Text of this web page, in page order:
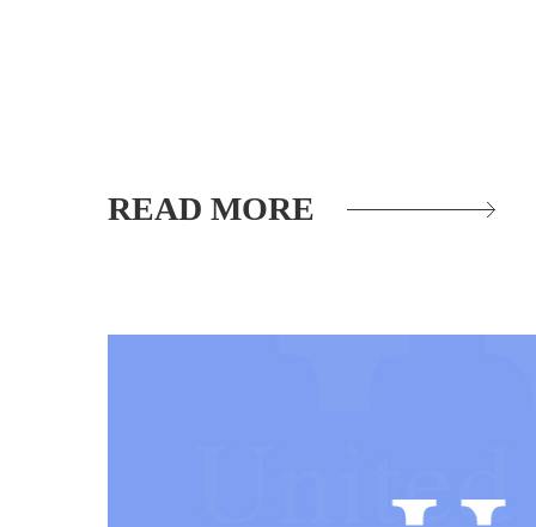
READ MORE